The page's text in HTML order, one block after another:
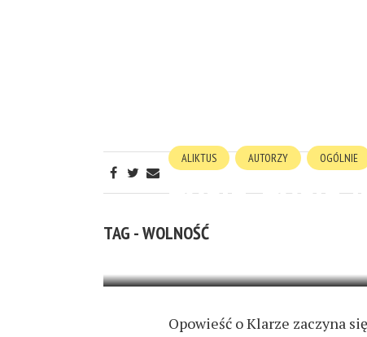
TAG - WOLNOŚĆ
ALIKTUS AUTORZY OGÓLNIE
ŻYCIE, ŻYCIE
2 MIESIĄCE AGO
Opowieść o Klarze zaczyna